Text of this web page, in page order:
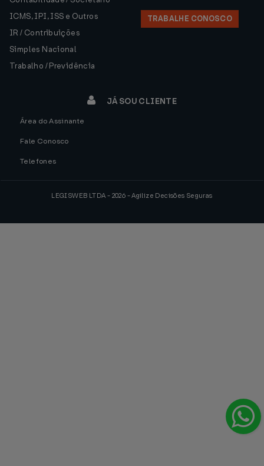
ICMS, IPI, ISS e Outros
IR / Contribuições
Simples Nacional
Trabalho / Previdência
TRABALHE CONOSCO
JÁ SOU CLIENTE
Área do Assinante
Fale Conosco
Telefones
LEGISWEB LTDA - 2026 - Agilize Decisões Seguras